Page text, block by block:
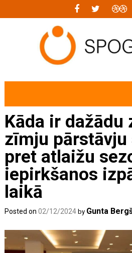
Kāda ir dažādu
zīmju
pret atlaižu
iepirkšanos
laikā
Posted on02/12/2024 by Gunta